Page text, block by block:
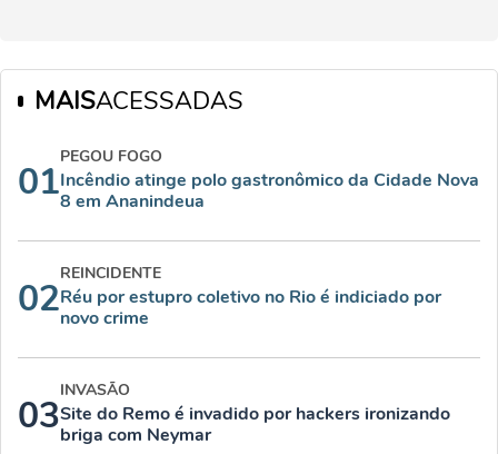
MAISACESSADAS
01
PEGOU FOGO
Incêndio atinge polo gastronômico da Cidade Nova
8 em Ananindeua
02
REINCIDENTE
Réu por estupro coletivo no Rio é indiciado por
novo crime
03
INVASÃO
Site do Remo é invadido por hackers ironizando
briga com Neymar